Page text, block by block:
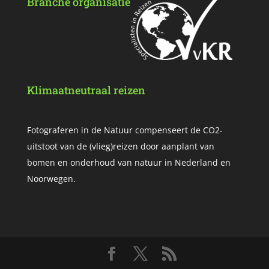
Klimaatneutraal reizen
Fotograferen in de Natuur compenseert de CO2-
uitstoot van de (vlieg)reizen door aanplant van
bomen en onderhoud van natuur in Nederland en
Noorwegen.